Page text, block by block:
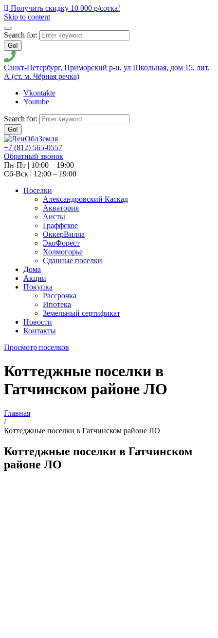
Получить скидку 10 000 р/сотка!
Skip to content
Search for:
Go!
Санкт-Петербург, Приморский р-н, ул Школьная, дом 15, лит.
А (ст. м. Чёрная речка)
Vkontakte
Youtube
Search for:
Go!
+7 (812) 565-0557
Обратный звонок
Пн-Пт | 10:00 – 19:00
Сб-Вск | 12:00 – 19:00
Поселки
Александровский Каскад
Акватория
Аисты
Граффское
ОккерВилла
ЭкоФорест
Холмогорье
Сданные поселки
Дома
Акции
Покупка
Рассрочка
Ипотека
Земельный сертификат
Новости
Контакты
Просмотр поселков
Коттеджные поселки в
Гатчинском районе ЛО
Главная
/
Коттеджные поселки в Гатчинском районе ЛО
Коттеджные поселки в Гатчинском
районе ЛО